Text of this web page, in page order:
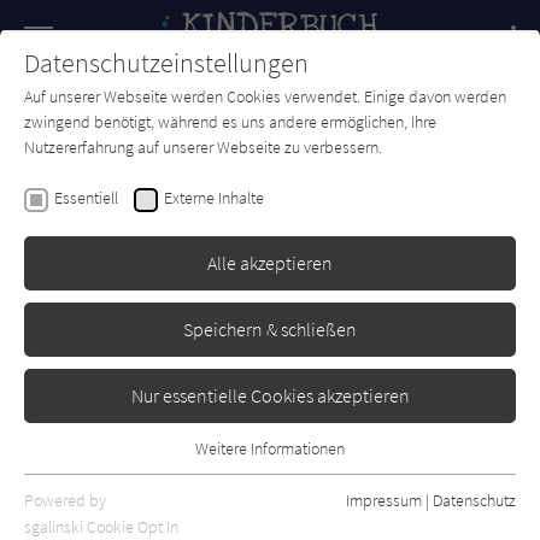
SUCHE Forum Charts Newsletter
Pina Gertenbach
Lino muss Pipi (ganz
Esslinger
Datenschutzeinstellungen
Auf unserer Webseite werden Cookies verwendet. Einige davon werden
zwingend benötigt, während es uns andere ermöglichen, Ihre
Nutzererfahrung auf unserer Webseite zu verbessern.
Essentiell Externe Inhalte
Alle akzeptieren
Speichern & schließen
Nur essentielle Cookies akzeptieren
Essentielle Cookies werden für grundlegende Funktionen der
Webseite benötigt. Dadurch ist gewährleistet, dass die Webseite
Weitere Informationen
Powered by
sgalinski Cookie Opt In
Impressum | Datenschutz